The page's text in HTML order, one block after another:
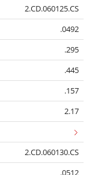
2.CD.060125.CS
.0492
.295
.445
.157
2.17
2.CD.060130.CS
.0512